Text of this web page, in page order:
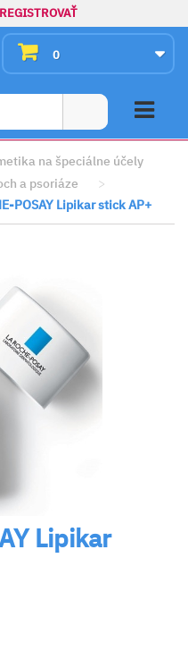
REGISTROVAŤ
0
na špeciálne účely
a psoriáze
>
POSAY Lipikar stick AP+
Lipikar